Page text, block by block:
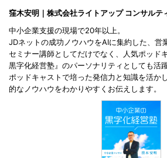
窪木安明｜株式会社ライトアップ コンサルテ
中小企業支援の現場で20年以上。
JDネットの成功ノウハウをAIに集約した、営
セミナー講師としてだけでなく、人気ポッド
黒字化経営塾』のパーソナリティとしても活躍
ポッドキャストで培った発信力と知識を活か
的なノウハウをわかりやすくお伝えします。